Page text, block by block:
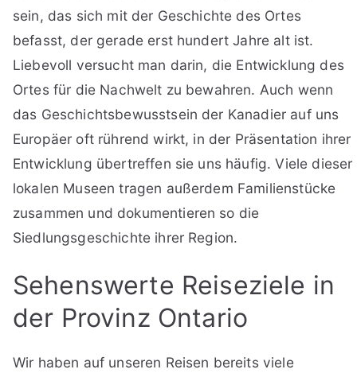
sein, das sich mit der Geschichte des Ortes
befasst, der gerade erst hundert Jahre alt ist.
Liebevoll versucht man darin, die Entwicklung des
Ortes für die Nachwelt zu bewahren. Auch wenn
das Geschichtsbewusstsein der Kanadier auf uns
Europäer oft rührend wirkt, in der Präsentation ihrer
Entwicklung übertreffen sie uns häufig. Viele dieser
lokalen Museen tragen außerdem Familienstücke
zusammen und dokumentieren so die
Siedlungsgeschichte ihrer Region.
Sehenswerte Reiseziele in
der Provinz Ontario
Wir haben auf unseren Reisen bereits viele